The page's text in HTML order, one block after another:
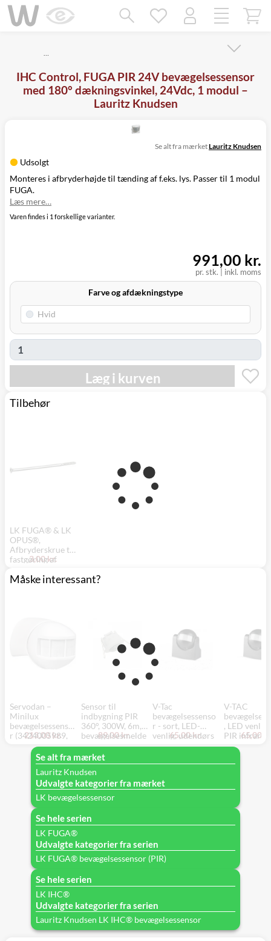
…
IHC Control, FUGA PIR 24V bevægelsessensor
med 180° dækningsvinkel, 24Vdc, 1 modul –
Lauritz Knudsen
Udsolgt
Se alt fra mærketLauritz Knudsen
Monteres i afbryderhøjde til tænding af f.eks. lys. Passer til 1 modul
FUGA.
Læs mere…
Varen findes i 1 forskellige varianter.
pr. stk. inkl. moms
991,00 kr.
Farve og afdækningstype
Læg i kurven
Tilbehør
LK FUGA® & LK
OPUS®,
Afbryderskrue til
fastgøring af
Fasteners
3,00 kr.
Måske interessant?
Servodan –
Minilux
bevægelsessenso
r (3424005989,
41-227, 941-
2270300) - Hvid
213,00 kr.
Sensor til
indbygning PIR
360°, 300W, 6m,
bevægelsesmelde
r, IP20, 230V -
SpectrumLED
89,00 kr.
V-Tac
bevægelsessenso
r - sort, LED-
venlig, udendørs
PIR infrarød
r med IP44, 230V
65,00 kr.
V-TAC
, LED
PIR
IP44
(230V input)
65,00
Se alt fra mærket
Lauritz Knudsen
Udvalgte kategorier fra mærket
LK bevægelsessensor
Se hele serien
LK FUGA®
Udvalgte kategorier fra serien
LK FUGA® bevægelsessensor (PIR)
Se hele serien
LK IHC®
Udvalgte kategorier fra serien
Lauritz Knudsen LK IHC® bevægelsessensor
Mangler chatten?
Ret samtykke!